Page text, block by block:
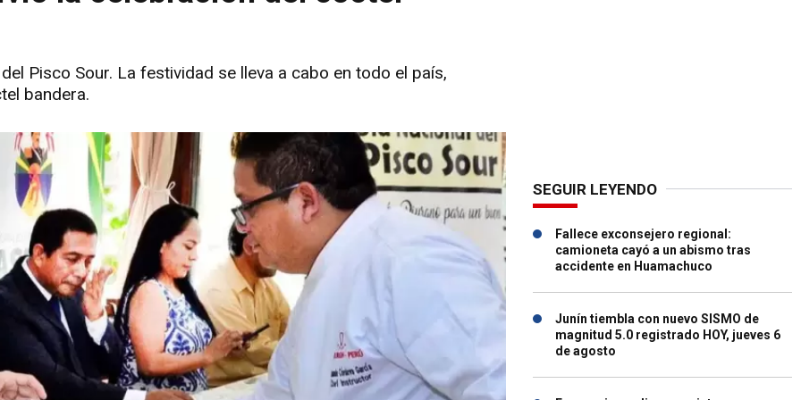
Pisco Sour. La festividad se lleva a cabo en todo el país,
bandera.
SEGUIR LEYENDO
Fallece exconsejero regional:
camioneta cayó a un abismo tras
accidente en Huamachuco
Junín tiembla con nuevo SISMO de
magnitud 5.0 registrado HOY, jueves 6
de agosto